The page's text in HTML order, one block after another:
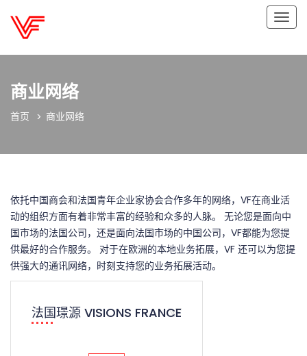
切
导
商业网络
首页 商业网络
依托中国商会和法国青年企业家协会合作多年的网络，VF在商业活
动的组织方面有着非常丰富的经验和众多的人脉。 无论您是面向中
国市场的法国公司，还是面向法国市场的中国公司，VF都能为您提
供最好的合作服务。 对于在欧洲的本地业务拓展，VF 还可以为您提
供强大的通讯网络，时刻支持您的业务拓展活动。
法国璟源 VISIONS FRANCE